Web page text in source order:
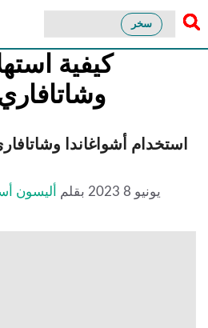
سخر
كيفية
استخدام أشواغاندا
يونيو 8 2023 بقلم أليسون